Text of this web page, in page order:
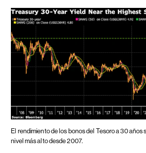
El rendimiento de los bonos del Tesoro a 30 años
nivel más alto desde 2007.